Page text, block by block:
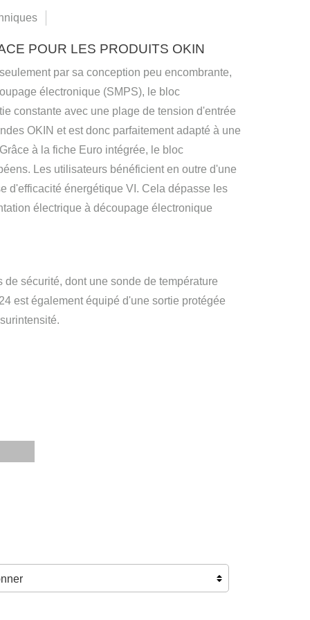
POUR LES PRODUITS OKIN
par sa conception peu encombrante,
électronique (SMPS), le bloc
constante avec une plage de tension d'entrée
OKIN et est donc parfaitement adapté à une
à la fiche Euro intégrée, le bloc
Les utilisateurs bénéficient en outre d'une
d'efficacité énergétique VI. Cela dépasse les
électrique à découpage électronique
sécurité, dont une sonde de température
est également équipé d'une sortie protégée